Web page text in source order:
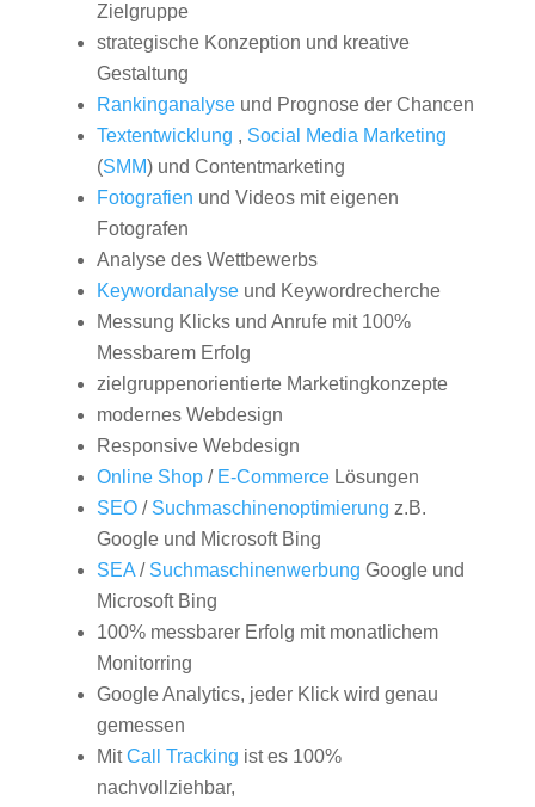
Zielgruppe
strategische Konzeption und kreative
Gestaltung
Rankinganalyseund Prognose der Chancen
Textentwicklung , Social Media Marketing
(SMM) und Contentmarketing
Fotografien und Videos mit eigenen
Fotografen
Analyse des Wettbewerbs
Keywordanalyseund Keywordrecherche
Messung Klicks und Anrufe mit 100%
Messbarem Erfolg
zielgruppenorientierte Marketingkonzepte
modernes Webdesign
Responsive Webdesign
Online Shop/ E-CommerceLösungen
SEO/ Suchmaschinenoptimierung z.B.
Google und Microsoft Bing
SEA/ Suchmaschinenwerbung Google und
Microsoft Bing
100% messbarer Erfolg mit monatlichem
Monitorring
Google Analytics, jeder Klick wird genau
gemessen
MitCall Tracking ist es 100%
nachvollziehbar,